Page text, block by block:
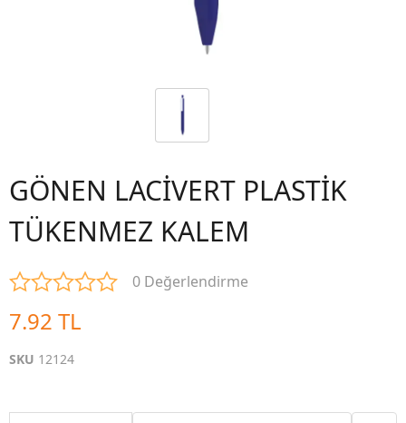
GÖNEN LACİVERT PLASTİK
TÜKENMEZ KALEM
0 Değerlendirme
7.92 TL
SKU 12124